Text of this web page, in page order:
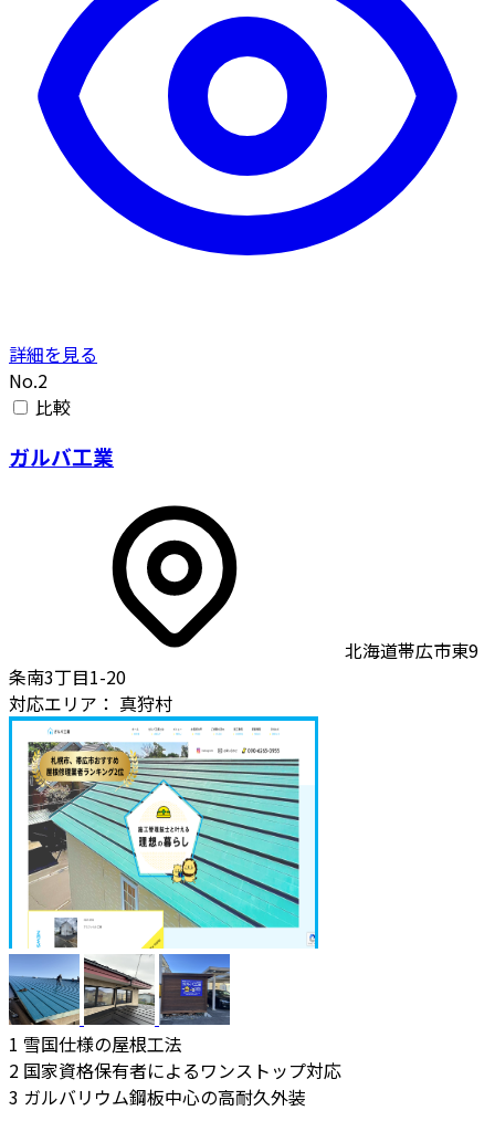
詳細を見る
No.2
比較
ガルバ工業
北海道帯広市東9
条南3丁目1-20
対応エリア： 真狩村
1 雪国仕様の屋根工法
2 国家資格保有者によるワンストップ対応
3 ガルバリウム鋼板中心の高耐久外装